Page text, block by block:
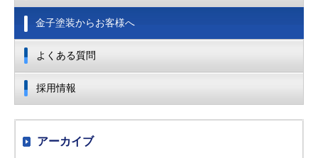
金子塗装からお客様へ
よくある質問
採用情報
アーカイブ